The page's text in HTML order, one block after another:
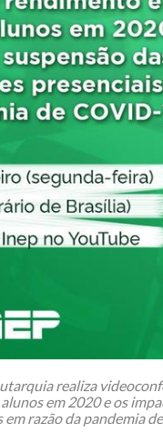
realiza
em 2020 e os
razão da pandemia